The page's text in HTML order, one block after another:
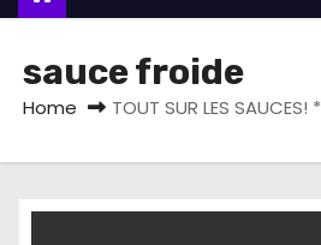
c
sauce froide
Home TOUT SUR LES SAUCES! *